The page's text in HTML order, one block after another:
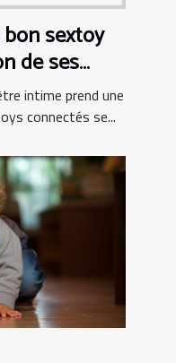
sextoy
de ses
intime prend une
connectés se...